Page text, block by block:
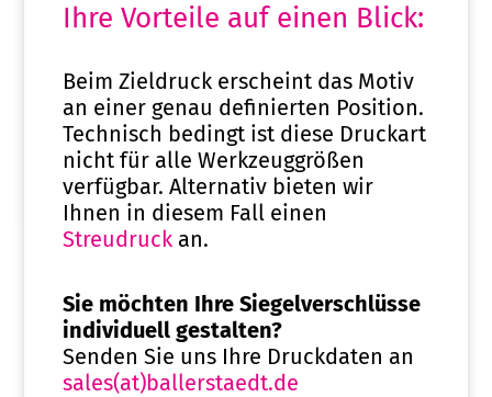
Ihre Vorteile auf einen Blick:
Beim Zieldruck erscheint das Motiv
an einer genau definierten Position.
Technisch bedingt ist diese Druckart
nicht für alle Werkzeuggrößen
verfügbar. Alternativ bieten wir
Ihnen in diesem Fall einen
Streudruckan.
Sie möchten Ihre Siegelverschlüsse
individuell gestalten?
Senden Sie uns Ihre Druckdaten an
sales(at)ballerstaedt.de